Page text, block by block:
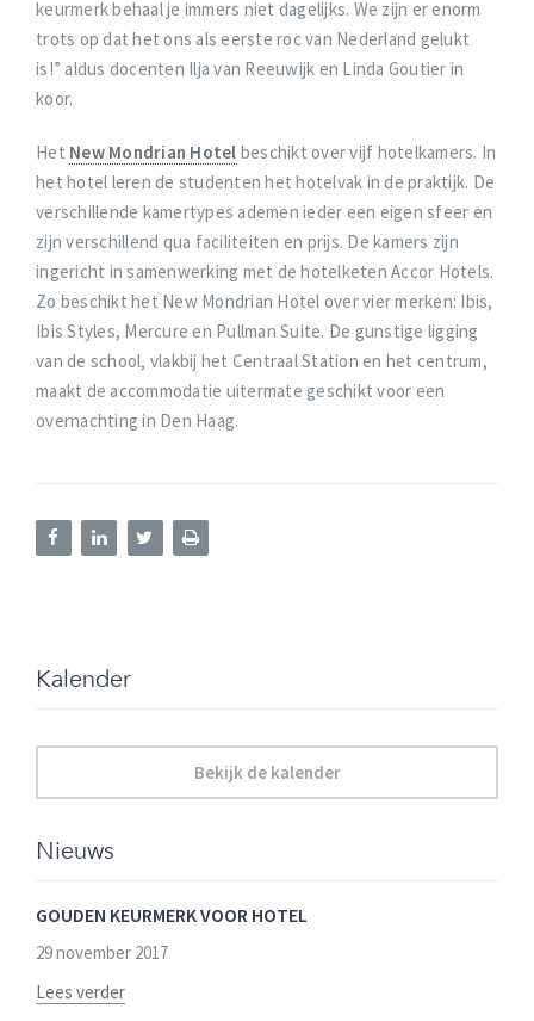
keurmerk behaal je immers niet dagelijks. We zijn er enorm
trots op dat het ons als eerste roc van Nederland gelukt
is!” aldus docenten Ilja van Reeuwijk en Linda Goutier in
koor.
Het New Mondrian Hotel beschikt over vijf hotelkamers. In
het hotel leren de studenten het hotelvak in de praktijk. De
verschillende kamertypes ademen ieder een eigen sfeer en
zijn verschillend qua faciliteiten en prijs. De kamers zijn
ingericht in samenwerking met de hotelketen Accor Hotels.
Zo beschikt het New Mondrian Hotel over vier merken: Ibis,
Ibis Styles, Mercure en Pullman Suite. De gunstige ligging
van de school, vlakbij het Centraal Station en het centrum,
maakt de accommodatie uitermate geschikt voor een
overnachting in Den Haag.
Kalender
Bekijk de kalender
Nieuws
GOUDEN KEURMERK VOOR HOTEL
29 november 2017
Lees verder